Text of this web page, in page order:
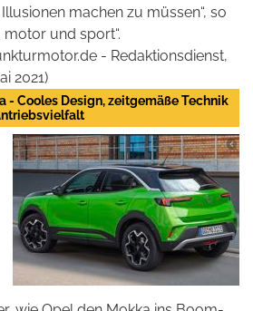
machen zu müssen“, so
motor und sport“.
- Redaktionsdienst,
2021)
- Cooles Design, zeitgemäße Technik